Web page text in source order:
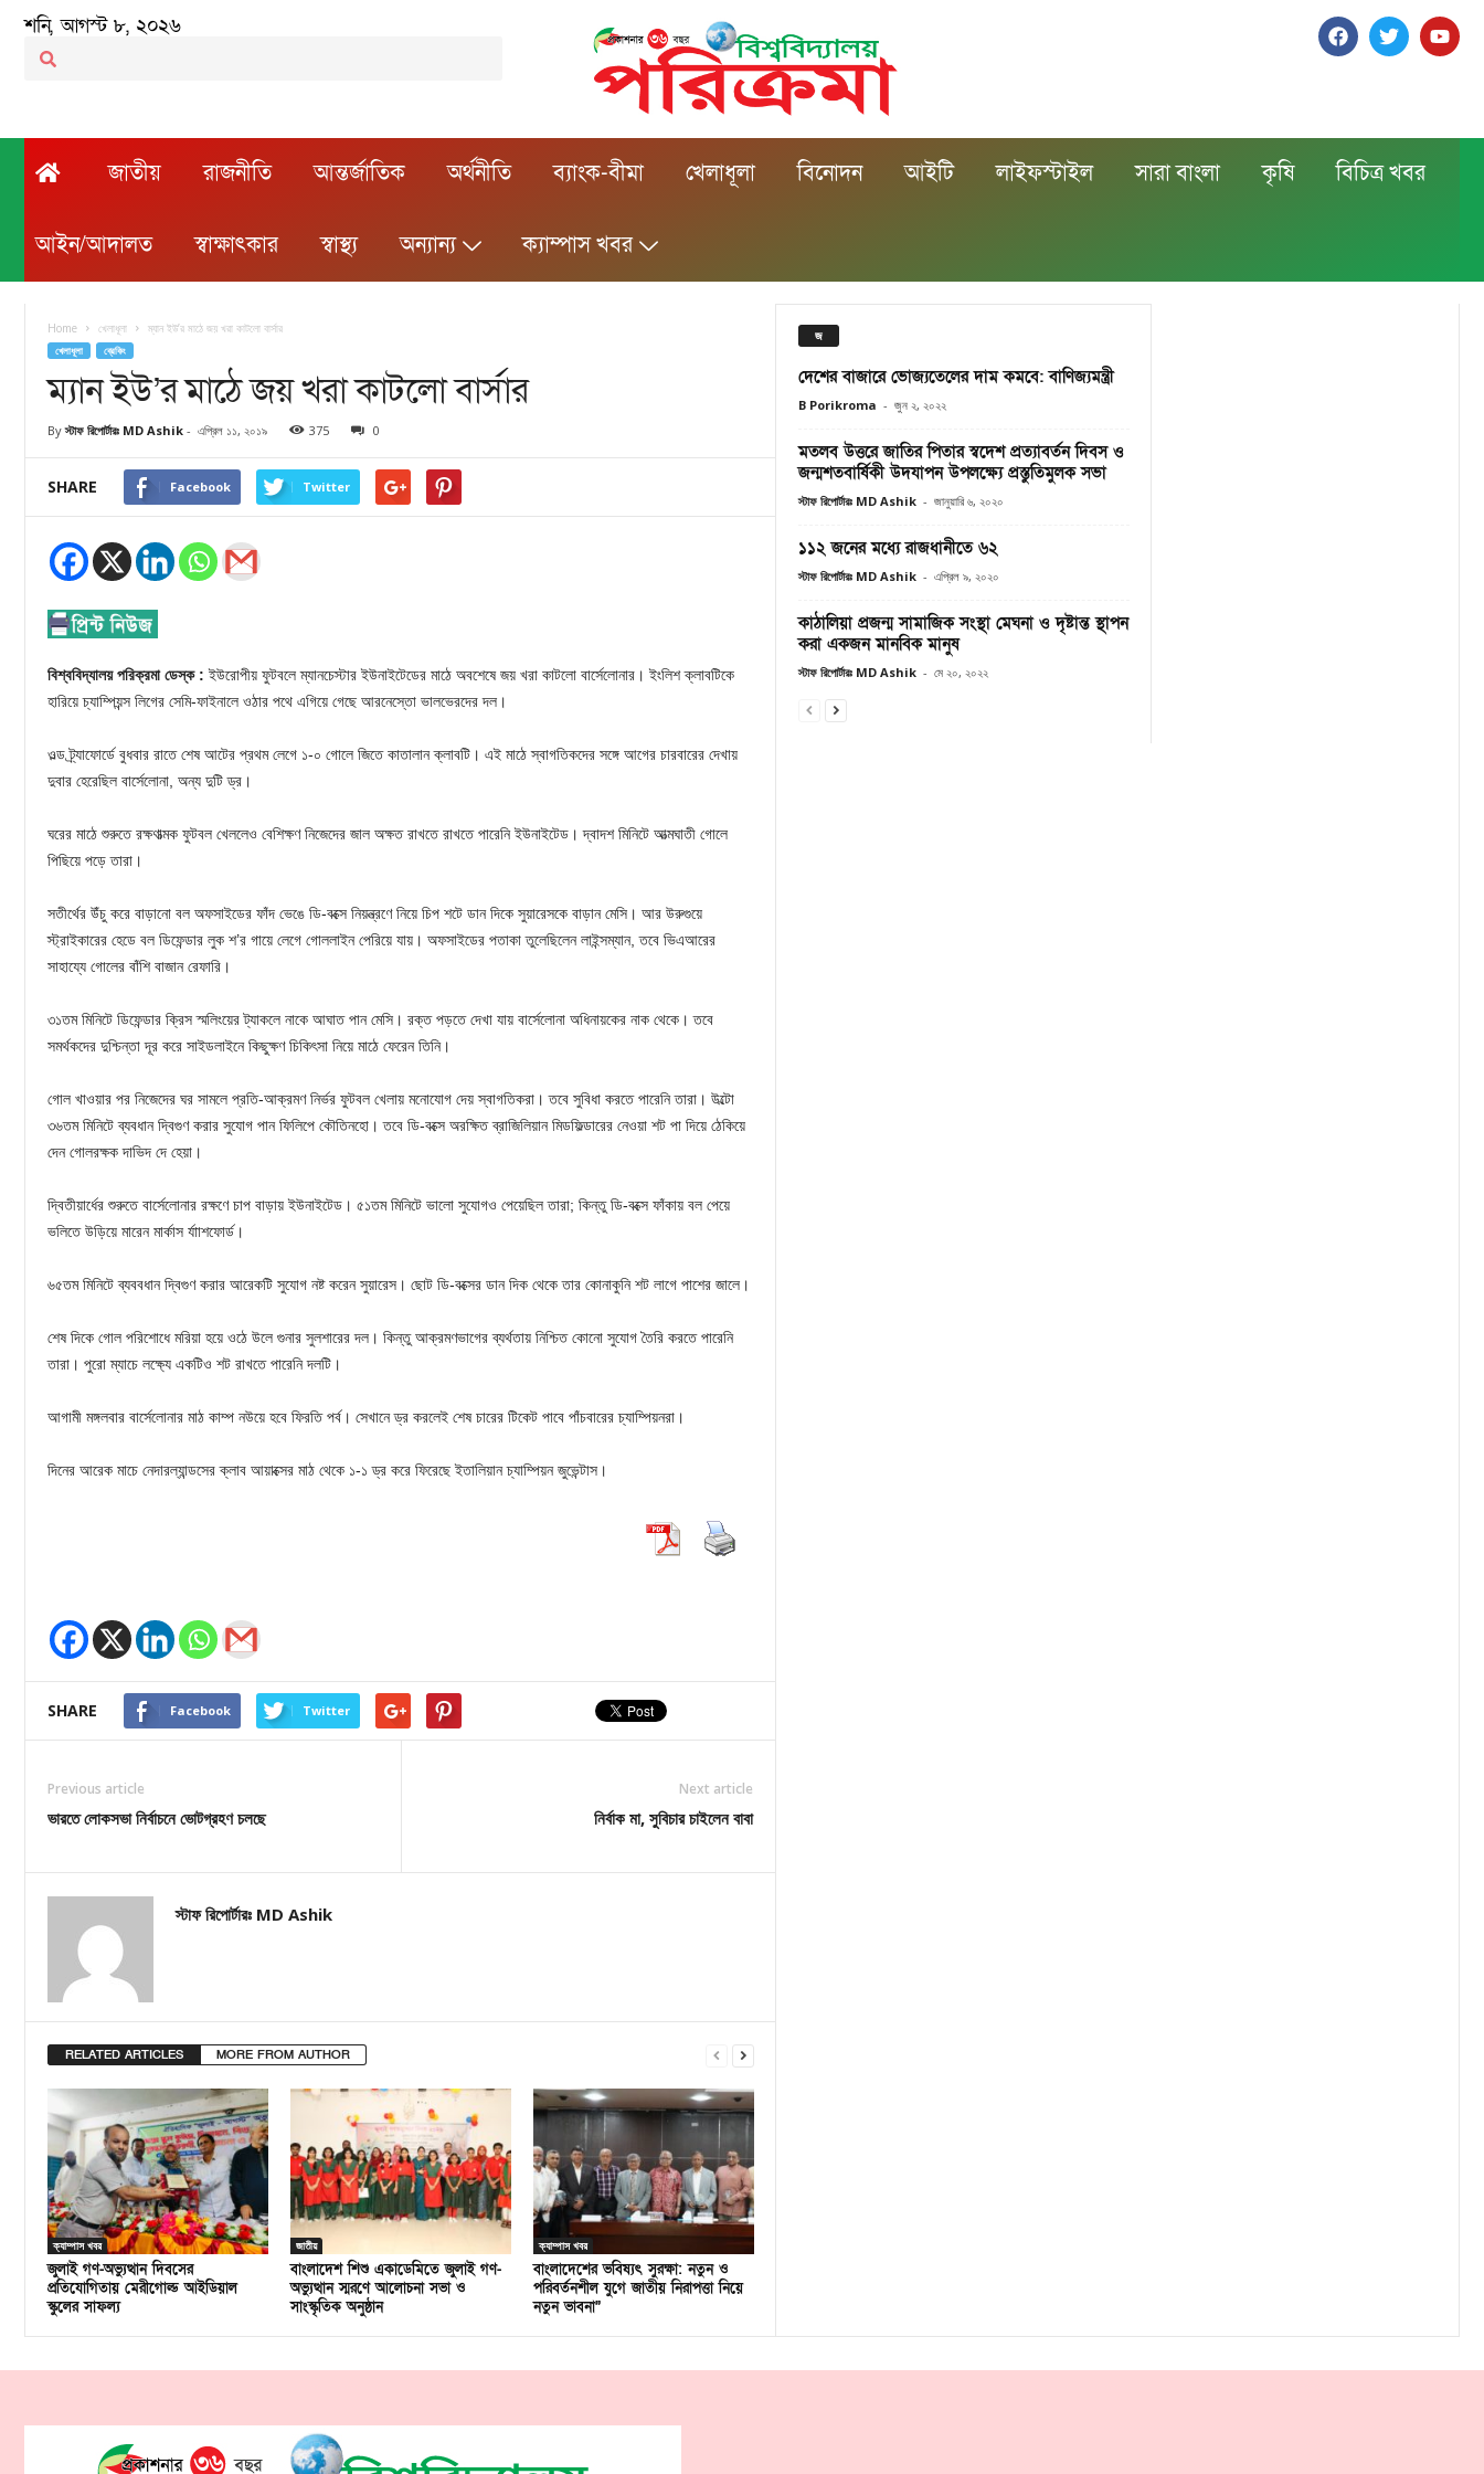
শনি, আগস্ট ৮, ২০২৬
জাতীয় রাজনীতি আন্তর্জাতিক অর্থনীতি ব্যাংক-বীমা খেলাধূলা বিনোদন আইটি লাইফস্টাইল সারা বাংলা কৃষি বিচিত্র খবর
আইন/আদালত স্বাক্ষাৎকার স্বাস্থ্য অন্যান্য ক্যাম্পাস খবর
Home খেলাধূলা ম্যান ইউ’র মাঠে জয় খরা কাটলো বার্সার
খেলাধূলা ব্রেকিং
ম্যান ইউ’র মাঠে জয় খরা কাটলো বার্সার
By স্টাফ রিপোর্টারঃ MD Ashik - এপ্রিল ১১, ২০১৯ 375 0
SHARE Facebook Twitter
বিশ্ববিদ্যালয় পরিক্রমা ডেস্ক : ইউরোপীয় ফুটবলে ম্যানচেস্টার ইউনাইটেডের মাঠে অবশেষে জয় খরা কাটলো বার্সেলোনার। ইংলিশ ক্লাবটিকে
হারিয়ে চ্যাম্পিয়ন্স লিগের সেমি-ফাইনালে ওঠার পথে এগিয়ে গেছে আরনেস্তো ভালভেরদের দল।
ওল্ড ট্র্যাফোর্ডে বুধবার রাতে শেষ আটের প্রথম লেগে ১-০ গোলে জিতে কাতালান ক্লাবটি। এই মাঠে স্বাগতিকদের সঙ্গে আগের চারবারের দেখায়
দুবার হেরেছিল বার্সেলোনা, অন্য দুটি ড্র।
ঘরের মাঠে শুরুতে রক্ষণাত্মক ফুটবল খেললেও বেশিক্ষণ নিজেদের জাল অক্ষত রাখতে রাখতে পারেনি ইউনাইটেড। দ্বাদশ মিনিটে আত্মঘাতী গোলে
পিছিয়ে পড়ে তারা।
সতীর্থের উঁচু করে বাড়ানো বল অফসাইডের ফাঁদ ভেঙে ডি-বক্সে নিয়ন্ত্রণে নিয়ে চিপ শটে ডান দিকে সুয়ারেসকে বাড়ান মেসি। আর উরুগুয়ে
স্ট্রাইকারের হেডে বল ডিফেন্ডার লুক শ’র গায়ে লেগে গোললাইন পেরিয়ে যায়। অফসাইডের পতাকা তুলেছিলেন লাইন্সম্যান, তবে ভিএআরের
সাহায্যে গোলের বাঁশি বাজান রেফারি।
৩১তম মিনিটে ডিফেন্ডার ক্রিস স্মলিংয়ের ট্যাকলে নাকে আঘাত পান মেসি। রক্ত পড়তে দেখা যায় বার্সেলোনা অধিনায়কের নাক থেকে। তবে
সমর্থকদের দুশ্চিন্তা দূর করে সাইডলাইনে কিছুক্ষণ চিকিৎসা নিয়ে মাঠে ফেরেন তিনি।
গোল খাওয়ার পর নিজেদের ঘর সামলে প্রতি-আক্রমণ নির্ভর ফুটবল খেলায় মনোযোগ দেয় স্বাগতিকরা। তবে সুবিধা করতে পারেনি তারা। উল্টো
৩৬তম মিনিটে ব্যবধান দ্বিগুণ করার সুযোগ পান ফিলিপে কৌতিনহো। তবে ডি-বক্সে অরক্ষিত ব্রাজিলিয়ান মিডফিল্ডারের নেওয়া শট পা দিয়ে ঠেকিয়ে
দেন গোলরক্ষক দাভিদ দে হেয়া।
দ্বিতীয়ার্ধের শুরুতে বার্সেলোনার রক্ষণে চাপ বাড়ায় ইউনাইটেড। ৫১তম মিনিটে ভালো সুযোগও পেয়েছিল তারা; কিন্তু ডি-বক্সে ফাঁকায় বল পেয়ে
ভলিতে উড়িয়ে মারেন মার্কাস র্যাাশফোর্ড।
৬৫তম মিনিটে ব্যববধান দ্বিগুণ করার আরেকটি সুযোগ নষ্ট করেন সুয়ারেস। ছোট ডি-বক্সের ডান দিক থেকে তার কোনাকুনি শট লাগে পাশের জালে।
শেষ দিকে গোল পরিশোধে মরিয়া হয়ে ওঠে উলে গুনার সুলশারের দল। কিন্তু আক্রমণভাগের ব্যর্থতায় নিশ্চিত কোনো সুযোগ তৈরি করতে পারেনি
তারা। পুরো ম্যাচে লক্ষ্যে একটিও শট রাখতে পারেনি দলটি।
আগামী মঙ্গলবার বার্সেলোনার মাঠ কাম্প নউয়ে হবে ফিরতি পর্ব। সেখানে ড্র করলেই শেষ চারের টিকেট পাবে পাঁচবারের চ্যাম্পিয়নরা।
দিনের আরেক মাচে নেদারল্যান্ডসের ক্লাব আয়াক্সের মাঠ থেকে ১-১ ড্র করে ফিরেছে ইতালিয়ান চ্যাম্পিয়ন জুভেন্টাস।
SHARE Facebook Twitter
Previous article
ভারতে লোকসভা নির্বাচনে ভোটগ্রহণ চলছে
Next article
নির্বাক মা, সুবিচার চাইলেন বাবা
স্টাফ রিপোর্টারঃ MD Ashik
RELATED ARTICLES MORE FROM AUTHOR
ক্যাম্পাস খবর
জুলাই গণ-অভ্যুত্থান দিবসের
প্রতিযোগিতায় মেরীগোল্ড আইডিয়াল
স্কুলের সাফল্য
জাতীয়
বাংলাদেশ শিশু একাডেমিতে জুলাই গণ-
অভ্যুত্থান স্মরণে আলোচনা সভা ও
সাংস্কৃতিক অনুষ্ঠান
ক্যাম্পাস খবর
বাংলাদেশের ভবিষ্যৎ সুরক্ষা: নতুন ও
পরিবর্তনশীল যুগে জাতীয় নিরাপত্তা নিয়ে
নতুন ভাবনা”
জ
দেশের বাজারে ভোজ্যতেলের দাম কমবে: বাণিজ্যমন্ত্রী
B Porikroma - জুন ২, ২০২২
মতলব উত্তরে জাতির পিতার স্বদেশ প্রত্যাবর্তন দিবস ও
জন্মশতবার্ষিকী উদযাপন উপলক্ষ্যে প্রস্তুতিমুলক সভা
স্টাফ রিপোর্টারঃ MD Ashik - জানুয়ারি ৬, ২০২০
১১২ জনের মধ্যে রাজধানীতে ৬২
স্টাফ রিপোর্টারঃ MD Ashik - এপ্রিল ৯, ২০২০
কাঠালিয়া প্রজন্ম সামাজিক সংস্থা মেঘনা ও দৃষ্টান্ত স্থাপন
করা একজন মানবিক মানুষ
স্টাফ রিপোর্টারঃ MD Ashik - মে ২০, ২০২২